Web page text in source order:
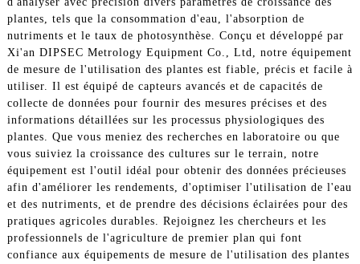
plantes, tels que la consommation d'eau, l'absorption de
nutriments et le taux de photosynthèse. Conçu et développé par
Xi'an DIPSEC Metrology Equipment Co., Ltd, notre équipement
de mesure de l'utilisation des plantes est fiable, précis et facile à
utiliser. Il est équipé de capteurs avancés et de capacités de
collecte de données pour fournir des mesures précises et des
informations détaillées sur les processus physiologiques des
plantes. Que vous meniez des recherches en laboratoire ou que
vous suiviez la croissance des cultures sur le terrain, notre
équipement est l'outil idéal pour obtenir des données précieuses
afin d'améliorer les rendements, d'optimiser l'utilisation de l'eau
et des nutriments, et de prendre des décisions éclairées pour des
pratiques agricoles durables. Rejoignez les chercheurs et les
professionnels de l'agriculture de premier plan qui font
confiance aux équipements de mesure de l'utilisation des plantes